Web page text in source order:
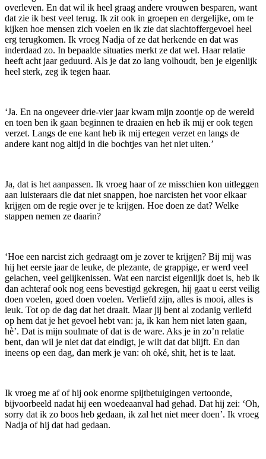
overleven. En dat wil ik heel graag andere vrouwen besparen, want
dat zie ik best veel terug. Ik zit ook in groepen en dergelijke, om te
kijken hoe mensen zich voelen en ik zie dat slachtoffergevoel heel
erg terugkomen. Ik vroeg Nadja of ze dat herkende en dat was
inderdaad zo. In bepaalde situaties merkt ze dat wel. Haar relatie
heeft acht jaar geduurd. Als je dat zo lang volhoudt, ben je eigenlijk
heel sterk, zeg ik tegen haar.
‘Ja. En na ongeveer drie-vier jaar kwam mijn zoontje op de wereld
en toen ben ik gaan beginnen te draaien en heb ik mij er ook tegen
verzet. Langs de ene kant heb ik mij ertegen verzet en langs de
andere kant nog altijd in die bochtjes van het niet uiten.’
Ja, dat is het aanpassen. Ik vroeg haar of ze misschien kon uitleggen
aan luisteraars die dat niet snappen, hoe narcisten het voor elkaar
krijgen om de regie over je te krijgen. Hoe doen ze dat? Welke
stappen nemen ze daarin?
‘Hoe een narcist zich gedraagt om je zover te krijgen? Bij mij was
hij het eerste jaar de leuke, de plezante, de grappige, er werd veel
gelachen, veel gelijkenissen. Wat een narcist eigenlijk doet is, heb ik
dan achteraf ook nog eens bevestigd gekregen, hij gaat u eerst veilig
doen voelen, goed doen voelen. Verliefd zijn, alles is mooi, alles is
leuk. Tot op de dag dat het draait. Maar jij bent al zodanig verliefd
op hem dat je het gevoel hebt van: ja, ik kan hem niet laten gaan,
hè’. Dat is mijn soulmate of dat is de ware. Aks je in zo’n relatie
bent, dan wil je niet dat dat eindigt, je wilt dat dat blijft. En dan
ineens op een dag, dan merk je van: oh oké, shit, het is te laat.
Ik vroeg me af of hij ook enorme spijtbetuigingen vertoonde,
bijvoorbeeld nadat hij een woedeaanval had gehad. Dat hij zei: ‘Oh,
sorry dat ik zo boos heb gedaan, ik zal het niet meer doen’. Ik vroeg
Nadja of hij dat had gedaan.